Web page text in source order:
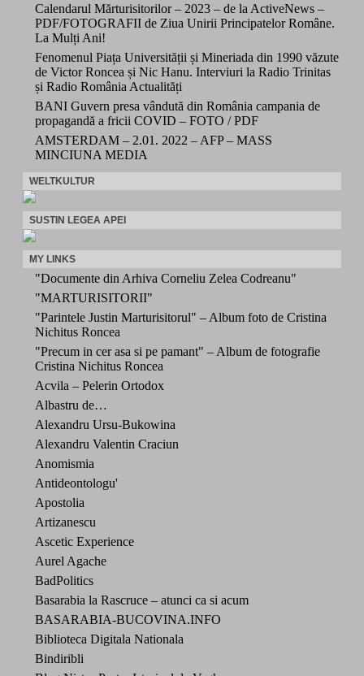
Calendarul Mărturisitorilor – 2023 – de la ActiveNews –
PDF/FOTOGRAFII de Ziua Unirii Principatelor Române.
La Mulți Ani!
Fenomenul Piața Universității și Mineriada din 1990 văzute
de Victor Roncea și Nic Hanu. Interviuri la Radio Trinitas
și Radio România Actualități
BANI Guvern presa vândută din România campania de
propagandă a fricii COVID – FOTO / PDF
AMSTERDAM – 2.01. 2022 – AFP – MASS
MINCIUNA MEDIA
WELTKULTUR
SUSTIN LEGEA APEI
MY LINKS
"Documente din Arhiva Corneliu Zelea Codreanu"
"MARTURISITORII"
"Parintele Justin Marturisitorul" – Album foto de Cristina
Nichitus Roncea
"Precum in cer asa si pe pamant" – Album de fotografie
Cristina Nichitus Roncea
Acvila – Pelerin Ortodox
Albastru de…
Alexandru Ursu-Bukowina
Alexandru Valentin Craciun
Anomismia
Antideontologu'
Apostolia
Artizanescu
Ascetic Experience
Aurel Agache
BadPolitics
Basarabia la Rascruce – atunci ca si acum
BASARABIA-BUCOVINA.INFO
Biblioteca Digitala Nationala
Bindiribli